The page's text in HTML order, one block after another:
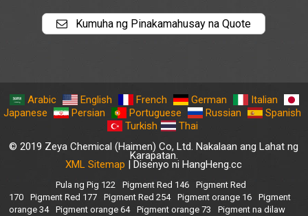
Kumuha ng Pinakamahusay na Quote
Arabic English French German
Italian
Japanese
Persian Portuguese Russian
Spanish
Turkish
Thai
© 2019 Zeya Chemical (Haimen) Co, Ltd. Nakalaan ang Lahat ng
Karapatan.
XML Sitemap | Disenyo ni HangHeng.cc
Pula ng Pig 122 Pigment Red 146
Pigment Red
170
Pigment Red 177 Pigment Red 254 Pigment orange 16
Pigment
orange 34
Pigment orange 64 Pigment orange 73 Pigment na dilaw